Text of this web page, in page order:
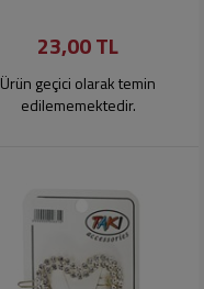
23,00 TL
Ürün geçici olarak temin
edilememektedir.